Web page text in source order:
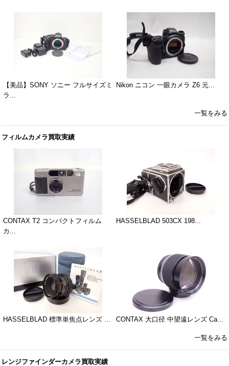
【美品】SONY ソニー フルサイズミ
ラ...
Nikon ニコン 一眼カメラ Z6 元...
一覧をみる
フィルムカメラ買取実績
CONTAX T2 コンパクトフィルム
カ...
HASSELBLAD 503CX 198...
HASSELBLAD 標準単焦点レンズ ... CONTAX 大口径 中望遠レンズ Ca...
一覧をみる
レンジファインダーカメラ買取実績